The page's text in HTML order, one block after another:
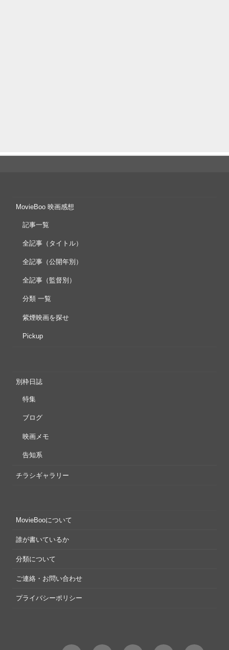
MovieBoo 映画感想
記事一覧
全記事（タイトル）
全記事（公開年別）
全記事（監督別）
分類 一覧
紫煙映画を探せ
Pickup
別枠日誌
特集
ブログ
映画メモ
告知系
チラシギャラリー
MovieBooについて
誰が書いているか
分類について
ご連絡・お問い合わせ
プライバシーポリシー